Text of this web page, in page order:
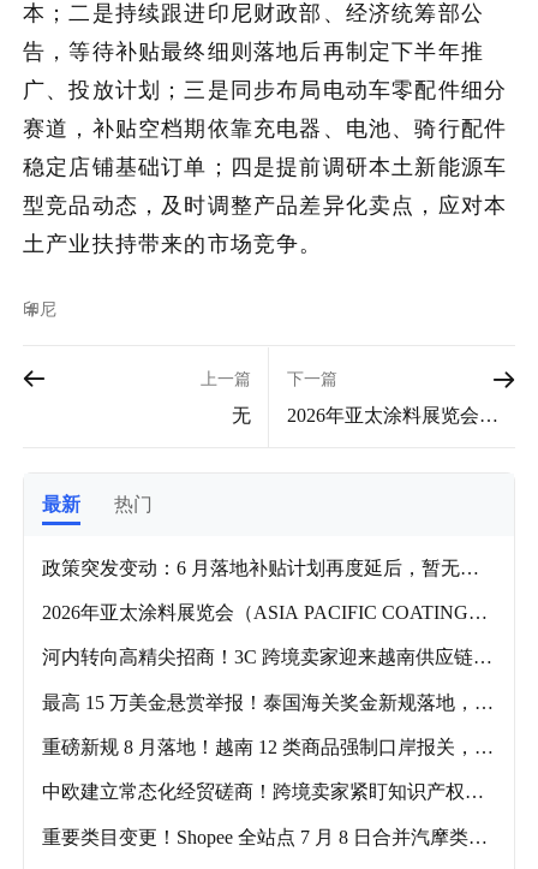
本；二是持续跟进印尼财政部、经济统筹部公
告，等待补贴最终细则落地后再制定下半年推
广、投放计划；三是同步布局电动车零配件细分
赛道，补贴空档期依靠充电器、电池、骑行配件
稳定店铺基础订单；四是提前调研本土新能源车
型竞品动态，及时调整产品差异化卖点，应对本
土产业扶持带来的市场竞争。
印尼
上一篇
无
下一篇
2026年亚太涂料展览会（A
最新 热门
政策突发变动：6 月落地补贴计划再度延后，暂无明
2026年亚太涂料展览会（ASIA PACIFIC COATING
河内转向高精尖招商！3C 跨境卖家迎来越南供应链全
最高 15 万美金悬赏举报！泰国海关奖金新规落地，跨
重磅新规 8 月落地！越南 12 类商品强制口岸报关，家
中欧建立常态化经贸磋商！跨境卖家紧盯知识产权、
重要类目变更！Shopee 全站点 7 月 8 日合并汽摩类